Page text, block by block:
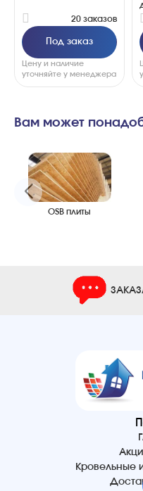
20 заказов
Под заказ
Цену и наличие
уточняйте у менеджера
Вам может
OSB плиты
Кровельные